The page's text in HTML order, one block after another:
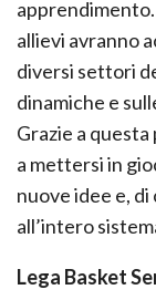
allievi avranno
diversi settori
dinamiche e
Grazie a
a mettersi in
nuove idee e,
all’intero
Lega Basket